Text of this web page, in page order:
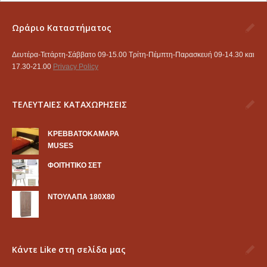
Ωράριο Καταστήματος
Δευτέρα-Τετάρτη-Σάββατο 09-15.00 Τρίτη-Πέμπτη-Παρασκευή 09-14.30 και
17.30-21.00 Privacy Policy
ΤΕΛΕΥΤΑΙΕΣ ΚΑΤΑΧΩΡΗΣΕΙΣ
KΡΕΒΒΑΤΟΚΑΜΑΡΑ
MUSES
ΦΟΙΤΗΤΙΚΟ ΣΕΤ
ΝΤΟΥΛΑΠΑ 180Χ80
Κάντε Like στη σελίδα μας